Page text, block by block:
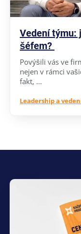
Vedení týmu:
šéfem?
Povýšili vás ve
nejen v rámci
fakt, ...
Leadership a